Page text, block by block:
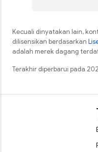
Kecuali dinyatakan lain,
dilisensikan berdasarkan
adalah merek dagang
Terakhir diperbarui pada